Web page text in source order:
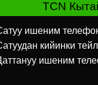
ишеним
кийинки
ишеним
TCN Кытай